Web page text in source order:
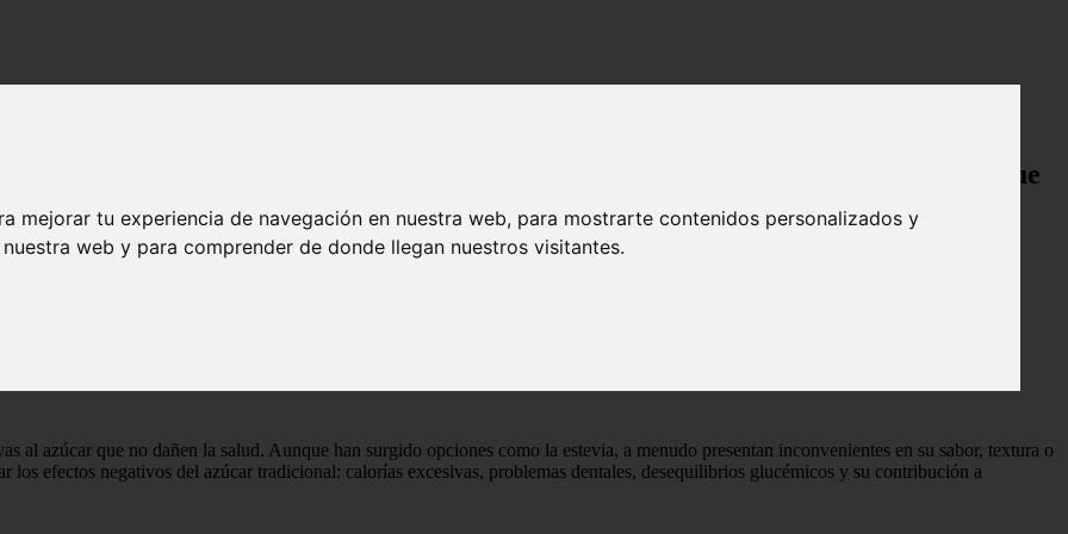
mejorar tu experiencia de navegación en nuestra web, para mostrarte contenidos personalizados y
web y para comprender de donde llegan nuestros visitantes.
glucosa en tagatosa, un edulcorante natural con 60 % menos calorías que
al azúcar que no dañen la salud. Aunque han surgido opciones como la estevia, a menudo presentan inconvenientes en su sabor, textura o
efectos negativos del azúcar tradicional: calorías excesivas, problemas dentales, desequilibrios glucémicos y su contribución a